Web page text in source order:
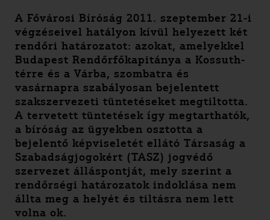
A Fővárosi Bíróság 2011. szeptember 21-i
végzéseivel hatályon kívül helyezett két
rendőri határozatot: azokat, amelyekkel
Budapest Rendőrfőkapitánya a Kossuth-
térre és a Várba, szombatra és
vasárnapra szabályosan bejelentett
szakszervezeti tüntetéseket megtiltotta.
A tervetett tüntetések így megtarthatók,
a bíróság az ügyekben osztotta a
bejelentő képviseletét ellátó Társaság a
Szabadságjogokért (TASZ) jogvédő
szervezet álláspontját, mely szerint a
rendőrségi határozatok indoklása nem
állta meg a helyét és tiltásra nem lett
volna ok.